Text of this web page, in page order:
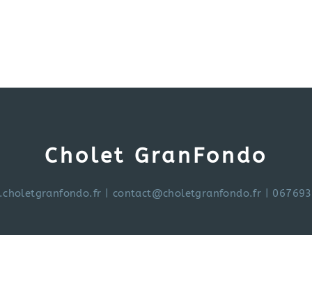
Cholet GranFondo
contact@choletgranfondo.fr |